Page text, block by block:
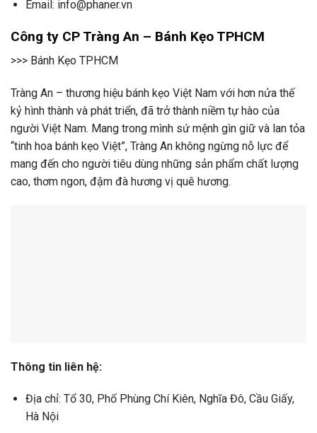
Email: info@phaner.vn
Công ty CP Tràng An – Bánh Kẹo TPHCM
>>> Bánh Kẹo TPHCM
Tràng An – thương hiệu bánh kẹo Việt Nam với hơn nửa thế
kỷ hình thành và phát triển, đã trở thành niềm tự hào của
người Việt Nam. Mang trong mình sứ mệnh gìn giữ và lan tỏa
“tinh hoa bánh kẹo Việt”, Tràng An không ngừng nỗ lực để
mang đến cho người tiêu dùng những sản phẩm chất lượng
cao, thơm ngon, đậm đà hương vị quê hương.
Thông tin liên hệ:
Địa chỉ: Tổ 30, Phố Phùng Chí Kiên, Nghĩa Đô, Cầu Giấy,
Hà Nội